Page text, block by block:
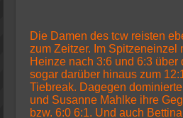
Die Damen des tcw reisten
zum Zeitzer. Im Spitzeneinzel
Heinze nach 3:6 und 6:3 über
sogar darüber hinaus zum
Tiebreak. Dagegen
und Susanne Mahlke ihre
bzw. 6:0 6:1. Und auch